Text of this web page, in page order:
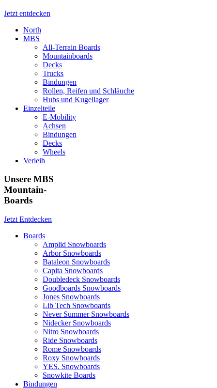
Jetzt entdecken
North
MBS
All-Terrain Boards
Mountainboards
Decks
Trucks
Bindungen
Rollen, Reifen und Schläuche
Hubs und Kugellager
Einzelteile
E-Mobility
Achsen
Bindungen
Decks
Wheels
Verleih
Unsere MBS
Mountain-
Boards
Jetzt Entdecken
Boards
Amplid Snowboards
Arbor Snowboards
Bataleon Snowboards
Capita Snowboards
Doubledeck Snowboards
Goodboards Snowboards
Jones Snowboards
Lib Tech Snowboards
Never Summer Snowboards
Nidecker Snowboards
Nitro Snowboards
Ride Snowboards
Rome Snowboards
Roxy Snowboards
YES. Snowboards
Snowkite Boards
Bindungen